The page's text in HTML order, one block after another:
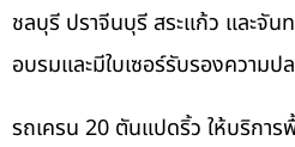
ชลบุรี ปราจีนบุรี สระแก้ว และจั
อบรมและมีใบเซอร์รับรองความป
รถเครน 20 ตันแปดริ้ว ให้บริกา